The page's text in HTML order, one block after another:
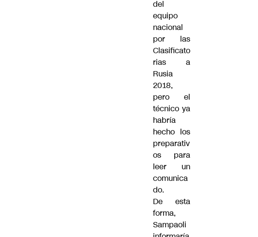
del
equipo
nacional
por las
Clasificato
rias a
Rusia
2018,
pero el
técnico ya
habría
hecho los
preparativ
os para
leer un
comunica
do.
De esta
forma,
Sampaoli